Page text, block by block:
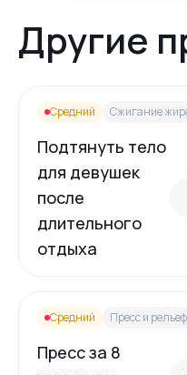
Другие
Средний Сжигание
Подтянуть тело
для девушек
после
длительного
отдыха
Средний Пресс и рельеф
Пресс за 8